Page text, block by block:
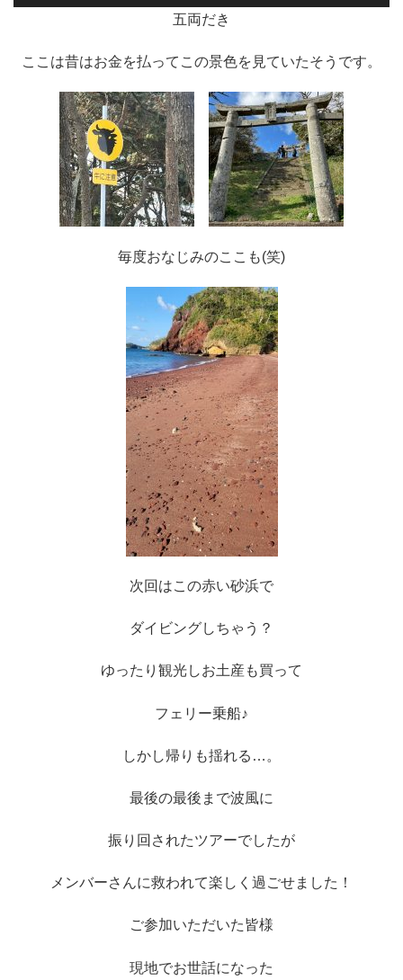
五両だき
ここは昔はお金を払ってこの景色を見ていたそうです。
毎度おなじみのここも(笑)
次回はこの赤い砂浜で
ダイビングしちゃう？
ゆったり観光しお土産も買って
フェリー乗船♪
しかし帰りも揺れる…。
最後の最後まで波風に
振り回されたツアーでしたが
メンバーさんに救われて楽しく過ごせました！
ご参加いただいた皆様
現地でお世話になった